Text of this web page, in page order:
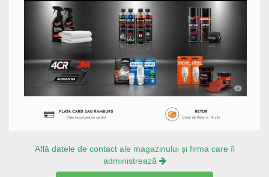
Află datele de contact ale magazinului și firma care îl
administrează